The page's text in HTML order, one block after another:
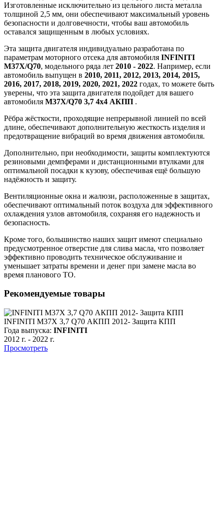
Изготовленные исключительно из цельного листа металла
толщиной 2,5 мм, они обеспечивают максимальный уровень
безопасности и долговечности, чтобы ваш автомобиль
оставался защищенным в любых условиях.
Эта защита двигателя индивидуально разработана по
параметрам моторного отсека для автомобиля INFINITI
M37X/Q70, модельного ряда лет 2010 - 2022. Например, если
автомобиль выпущен в 2010, 2011, 2012, 2013, 2014, 2015,
2016, 2017, 2018, 2019, 2020, 2021, 2022 годах, то можете быть
уверены, что эта защита двигателя подойдет для вашего
автомобиля M37X/Q70 3,7 4х4 АКПП .
Рёбра жёсткости, проходящие непрерывной линией по всей
длине, обеспечивают дополнительную жесткость изделия и
предотвращение вибраций во время движения автомобиля.
Дополнительно, при необходимости, защиты комплектуются
резиновыми демпферами и дистанционными втулками для
оптимальной посадки к кузову, обеспечивая ещё большую
надёжность и защиту.
Вентиляционные окна и жалюзи, расположенные в защитах,
обеспечивают оптимальный поток воздуха для эффективного
охлаждения узлов автомобиля, сохраняя его надежность и
безопасность.
Кроме того, большинство наших защит имеют специально
предусмотренное отверстие для слива масла, что позволяет
эффективно проводить техническое обслуживание и
уменьшает затраты времени и денег при замене масла во
время планового ТО.
Рекомендуемые товары
INFINITI M37X 3,7 Q70 АКПП 2012- Защита КПП
Года выпуска: INFINITI
2012 г. - 2022 г.
Просмотреть